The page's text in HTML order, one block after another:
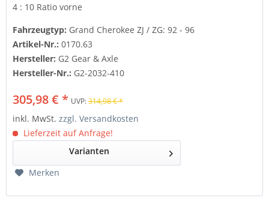
4 : 10 Ratiovorne
Fahrzeugtyp: Grand Cherokee ZJ / ZG: 92 - 96
Artikel-Nr.:0170.63
Hersteller: G2 Gear & Axle
Hersteller-Nr.: G2-2032-410
305,98 € * UVP:314,98 € *
inkl. MwSt.zzgl. Versandkosten
Lieferzeit auf Anfrage!
Varianten
Merken